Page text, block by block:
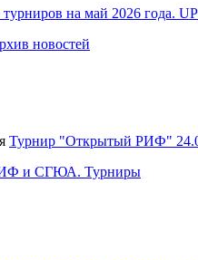
турниров на май 2026 года.
новостей
Турнир "Открытый РИФ"
и СГЮА. Турниры